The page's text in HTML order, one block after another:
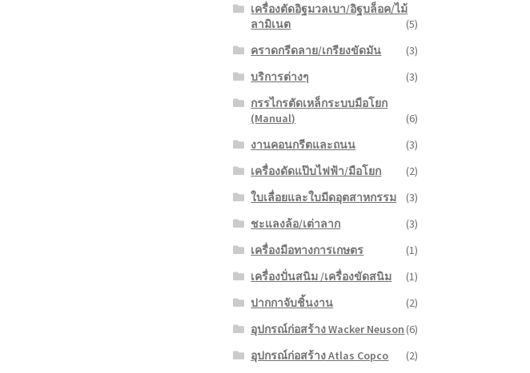
เครื่องตัดอิฐมวลเบา/อิฐบล็อค/ไม้
ลามิเนต
(5)
คราดกรีดลาย/เกรียงขัดมัน
(3)
บริการต่างๆ
(3)
กรรไกรตัดเหล็กระบบมือโยก
(Manual)
(6)
งานคอนกรีตและถนน
(3)
เครื่องดัดแป๊บไฟฟ้า/มือโยก
(2)
ใบเลื่อยและใบมีดอุตสาหกรรม
(3)
ชะแลงล้อ/เต่าลาก
(3)
เครื่องมือทางการเกษตร
(1)
เครื่องปั่นสนิม /เครื่องขัดสนิม
(1)
ปากกาจับชิ้นงาน
(2)
อุปกรณ์ก่อสร้าง Wacker Neuson (6)
อุปกรณ์ก่อสร้าง Atlas Copco
(2)